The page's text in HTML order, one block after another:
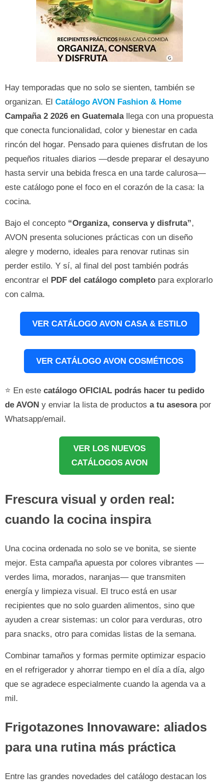
Hay temporadas que no solo se sienten, también se
organizan. El Catálogo AVON Fashion & Home
Campaña 2 2026 en Guatemalallega con una propuesta
que conecta funcionalidad, color y bienestar en cada
rincón del hogar. Pensado para quienes disfrutan de los
pequeños rituales diarios —desde preparar el desayuno
hasta servir una bebida fresca en una tarde calurosa—
este catálogo pone el foco en el corazón de la casa: la
cocina.
Bajo el concepto “Organiza, conserva y disfruta”,
AVON presenta soluciones prácticas con un diseño
alegre y moderno, ideales para renovar rutinas sin
perder estilo. Y sí, al final del post también podrás
encontrar el PDF del catálogo completo para explorarlo
con calma.
VER CATÁLOGO AVON CASA & ESTILO
VER CATÁLOGO AVON COSMÉTICOS
⭐ En este catálogo OFICIAL podrás hacer tu pedido
de AVON y enviar la lista de productos a tu asesora por
Whatsapp/email.
VER LOS NUEVOS
CATÁLOGOS AVON
Frescura visual y orden real:
cuando la cocina inspira
Una cocina ordenada no solo se ve bonita, se siente
mejor. Esta campaña apuesta por colores vibrantes —
verdes lima, morados, naranjas— que transmiten
energía y limpieza visual. El truco está en usar
recipientes que no solo guarden alimentos, sino que
ayuden a crear sistemas: un color para verduras, otro
para snacks, otro para comidas listas de la semana.
Combinar tamaños y formas permite optimizar espacio
en el refrigerador y ahorrar tiempo en el día a día, algo
que se agradece especialmente cuando la agenda va a
mil.
Frigotazones Innovaware: aliados
para una rutina más práctica
Entre las grandes novedades del catálogo destacan los